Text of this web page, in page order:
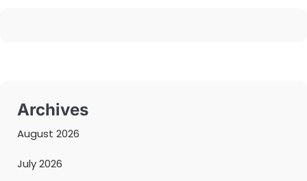
Archives
August 2026
July 2026